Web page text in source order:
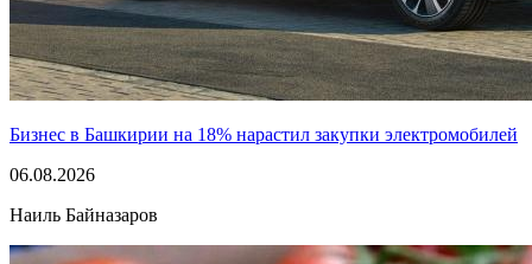
Бизнес в Башкирии на 18% нарастил закупки электромобилей
06.08.2026
Наиль Байназаров